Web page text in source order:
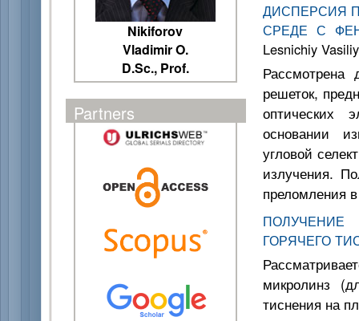
Nikiforov
Vladimir O.
D.Sc., Prof.
Partners
ДИСПЕРСИЯ
СРЕДЕ С
Lesnichiy
Рассмотрена
решеток,
оптических
основании
угловой
излучения.
преломления
ГОРЯЧЕГО
микролинз
тиснения на